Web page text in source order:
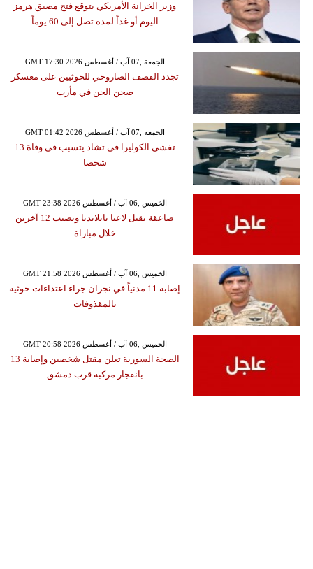
وزير الخزانة الأمريكي يتوقع فتح مضيق هرمز
اليوم أو غداً لمدة تصل إلى 60 يوماً
GMT 17:30 2026 الجمعة ,07 آب / أغسطس
تجدد القصف الصاروخي للحوثيين على معسكر
صحن الجن في مأرب
GMT 01:42 2026 الجمعة ,07 آب / أغسطس
تفشي الكوليرا في تشاد يتسبب في وفاة 13
شخصا
GMT 23:38 2026 الخميس ,06 آب / أغسطس
صاعقة تقتل لاعبا تايلانديا وتصيب 12 آخرين
خلال مباراة
GMT 21:58 2026 الخميس ,06 آب / أغسطس
إصابة 11 مدنياً في نجران جراء اعتداءات حوثية
بالمقذوفات
GMT 20:58 2026 الخميس ,06 آب / أغسطس
الصحة السورية تعلن مقتل شخصين وإصابة 13
بانفجار مركبة قرب دمشق